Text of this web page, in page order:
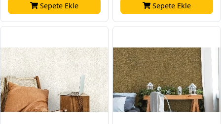
Sepete Ekle Sepete Ekle